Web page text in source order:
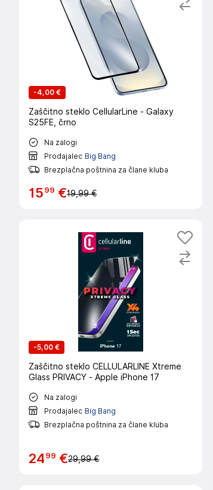
-4,00 €
Zaščitno steklo CellularLine - Galaxy
S25FE, črno
Na zalogi
Prodajalec Big Bang
Brezplačna poštnina za člane kluba
1599 €19,99 €
-5,00 €
Zaščitno steklo CELLULARLINE Xtreme
Glass PRIVACY - Apple iPhone 17
Na zalogi
Prodajalec Big Bang
Brezplačna poštnina za člane kluba
2499 €29,99 €